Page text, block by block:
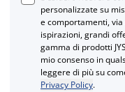
personalizzate su
e comportamenti,
ispirazioni, grandi
gamma di prodotti
mio consenso in
leggere di più su
Privacy Policy.